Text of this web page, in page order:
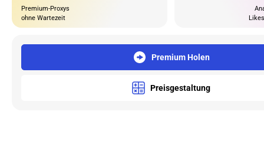
Premium-Proxys
ohne Wartezeit
Premium Holen
Preisgestaltung